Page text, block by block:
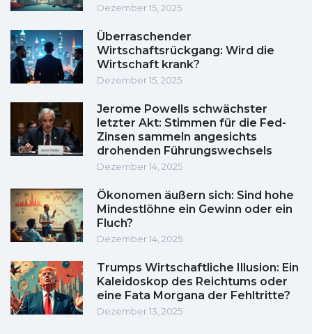
Dezember 15, 2025
Überraschender
Wirtschaftsrückgang: Wird die
Wirtschaft krank?
Dezember 15, 2025
Jerome Powells schwächster
letzter Akt: Stimmen für die Fed-
Zinsen sammeln angesichts
drohenden Führungswechsels
Dezember 14, 2025
Ökonomen äußern sich: Sind hohe
Mindestlöhne ein Gewinn oder ein
Fluch?
Dezember 14, 2025
Trumps Wirtschaftliche Illusion: Ein
Kaleidoskop des Reichtums oder
eine Fata Morgana der Fehltritte?
Dezember 13, 2025